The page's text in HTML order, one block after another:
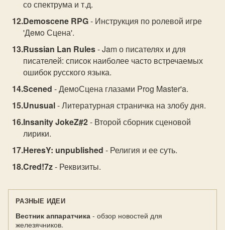
со спектрума и т.д.
Demoscene RPG- Инструкция по ролевой игре
'Дeмo Сцена'.
Russian Lan Rules- Jam о писателях и для
писателей: список наиболее часто встречаемых
ошибок русского языка.
Scened - ДемоСцена глазами Prog Master'a.
Unusual- Литературная страничка на злобу дня.
Insanity JokeZ#2- Второй сборник сценовой
лирики.
HeresY: unpublished - Религия и ее суть.
Cred!7z- Реквизиты.
РАЗНЫЕ ИДЕИ
Вестник аппаратчика - обзор новостей для
железячников.